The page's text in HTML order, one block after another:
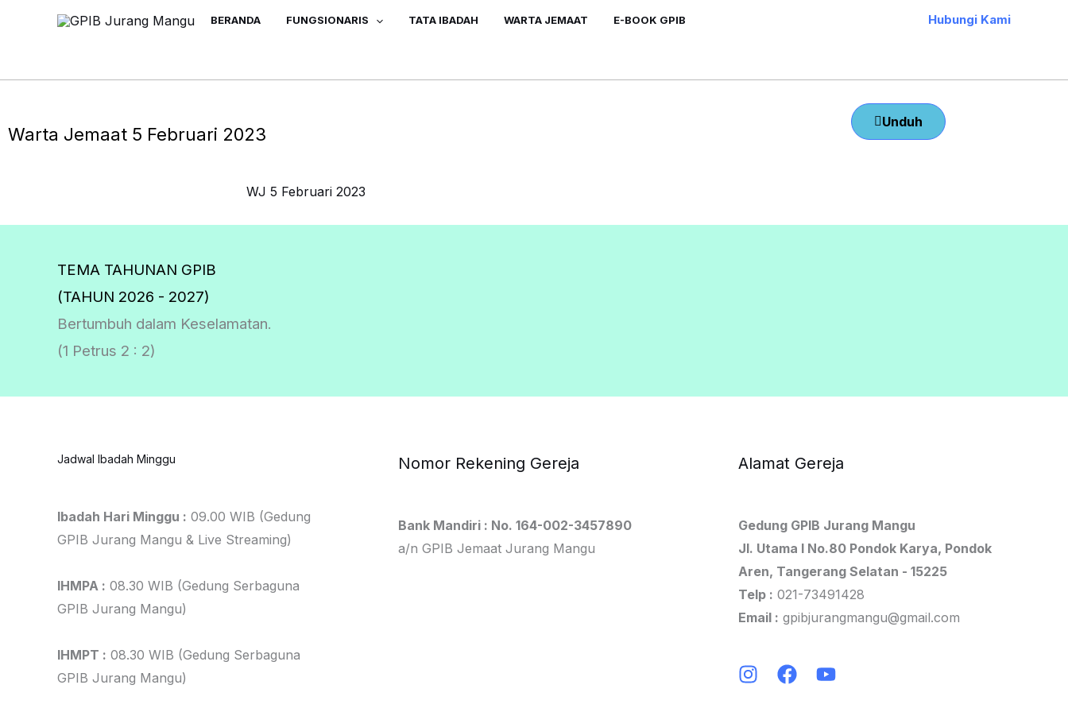
BERANDA FUNGSIONARIS TATA IBADAH WARTA JEMAAT E-BOOK GPIB Hubungi Kami
Warta Jemaat 5 Februari 2023
Unduh
WJ 5 Februari 2023
TEMA TAHUNAN GPIB
(TAHUN 2026 - 2027)
Bertumbuh dalam Keselamatan.
(1 Petrus 2 : 2)
Jadwal Ibadah Minggu
Ibadah Hari Minggu : 09.00 WIB (Gedung
GPIB Jurang Mangu & Live Streaming)
IHMPA : 08.30 WIB (Gedung Serbaguna
GPIB Jurang Mangu)
IHMPT : 08.30 WIB (Gedung Serbaguna
GPIB Jurang Mangu)
Nomor Rekening Gereja
Bank Mandiri : No. 164-002-3457890
a/n GPIB Jemaat Jurang Mangu
Alamat Gereja
Gedung GPIB Jurang Mangu
Jl. Utama I No.80 Pondok Karya, Pondok
Aren, Tangerang Selatan - 15225
Telp : 021-73491428
Email : gpibjurangmangu@gmail.com